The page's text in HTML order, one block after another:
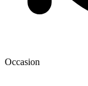
Occasion